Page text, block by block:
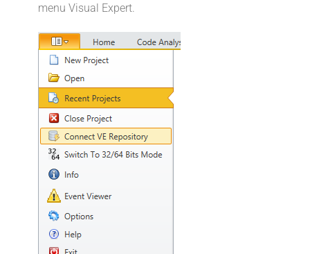
menu Visual Expert.